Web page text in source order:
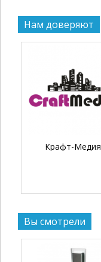
Нам доверяют
Крафт-Медия
Вы смотрели